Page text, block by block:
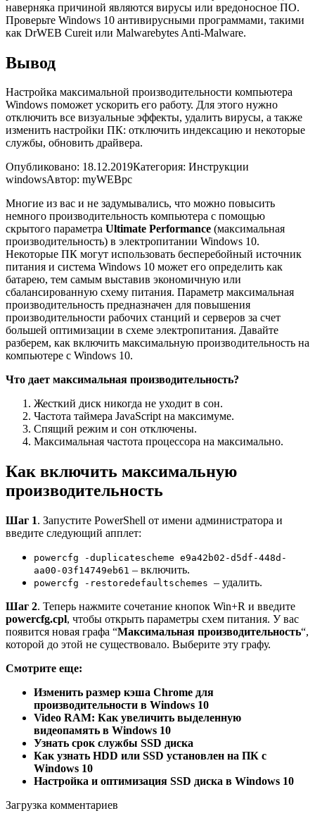
наверняка причиной являются вирусы или вредоносное ПО.
Проверьте Windows 10 антивирусными программами, такими
как DrWEB Cureit или Malwarebytes Anti-Malware.
Вывод
Настройка максимальной производительности компьютера
Windows поможет ускорить его работу. Для этого нужно
отключить все визуальные эффекты, удалить вирусы, а также
изменить настройки ПК: отключить индексацию и некоторые
службы, обновить драйвера.
Опубликовано: 18.12.2019Категория: Инструкции
windowsАвтор: myWEBpc
Многие из вас и не задумывались, что можно повысить
немного производительность компьютера с помощью
скрытого параметра Ultimate Performance (максимальная
производительность) в электропитании Windows 10.
Некоторые ПК могут использовать бесперебойный источник
питания и система Windows 10 может его определить как
батарею, тем самым выставив экономичную или
сбалансированную схему питания. Параметр максимальная
производительность предназначен для повышения
производительности рабочих станций и серверов за счет
большей оптимизации в схеме электропитания. Давайте
разберем, как включить максимальную производительность на
компьютере с Windows 10.
Что дает максимальная производительность?
Жесткий диск никогда не уходит в сон.
Частота таймера JavaScript на максимуме.
Спящий режим и сон отключены.
Максимальная частота процессора на максимально.
Как включить максимальную
производительность
Шаг 1. Запустите PowerShell от имени администратора и
введите следующий апплет:
powercfg -duplicatescheme e9a42b02-d5df-448d-
aa00-03f14749eb61 – включить.
powercfg -restoredefaultschemes – удалить.
Шаг 2. Теперь нажмите сочетание кнопок Win+R и введите
powercfg.cpl, чтобы открыть параметры схем питания. У вас
появится новая графа “Максимальная производительность“,
которой до этой не существовало. Выберите эту графу.
Смотрите еще:
Изменить размер кэша Chrome для
производительности в Windows 10
Video RAM: Как увеличить выделенную
видеопамять в Windows 10
Узнать срок службы SSD диска
Как узнать HDD или SSD установлен на ПК с
Windows 10
Настройка и оптимизация SSD диска в Windows 10
Загрузка комментариев